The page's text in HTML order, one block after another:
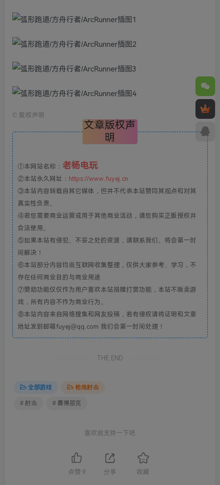
© 版权声明
文章版权声
明
①本网站名称： 老杨电玩
②本站永久网址： https://www.fuyej.cn
③本站内容转载自其它媒体，但并不代表本站赞同其观点和对其
真实性负责。
④若您需要商业运营或用于其他商业活动，请您购买正版授权并
合法使用。
⑤如果本站有侵犯、不妥之处的资源，请联系我们。将会第一时
间解决！
⑥本站部分内容均由互联网收集整理，仅供大家参考、学习，不
存在任何商业目的与商业用途
⑦赞助功能仅仅作为用户喜欢本站捐赠打赏功能，本站不贩卖游
戏，所有内容不作为商业行为。
⑧本站内容来自网络搜集和网友投稿，若有侵权请将证明和文章
地址发到邮箱fuyej@qq.com 我们会第一时间处理！
THE END
全部游戏 枪战射击
# 射击 # 赛博朋克
喜欢就支持一下吧
点赞 9 分享 收藏